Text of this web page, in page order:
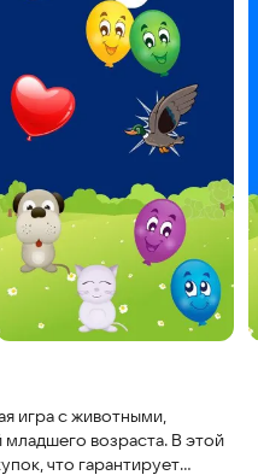
игра с животными,
возраста. В этой
что гарантирует